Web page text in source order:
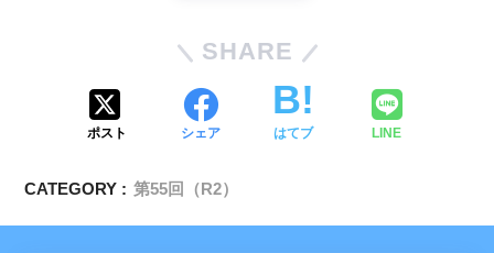
SHARE
ポスト シェア はてブ LINE
CATEGORY : 第55回（R2）